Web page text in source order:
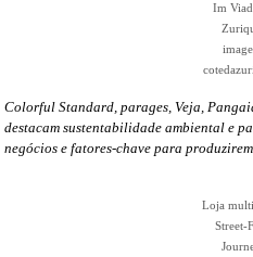
Im
Colorful Standard, parages, Veja,
destacam sustentabilidade ambiental e
negócios e fatores-chave para
Loja
Street-